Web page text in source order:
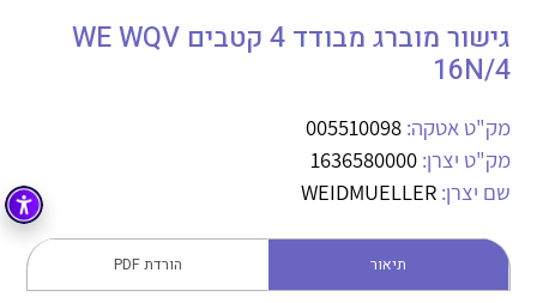
איכות | שרות | זמינות
אטקה בע”מ היא החברה הגדולה והמובילה בישראל בשיווק
מיתוג, בקרה , ואינסטלציה חשמלית ופעילה ב7 תחומים:
חשמל מיתוג ואינסטלציה חשמלית
קופסאות וארונות לחשמל, בקרה ואלקטרוניקה
לכל מוצרי היצרן לכל מוצרי היצרן
לכל מוצרי היצרן לכל מוצרי היצרן
גישור מוברג מבודד 4 קטבים WE WQV
16N/4
מק"ט אטקה: 005510098
מק"ט יצרן: 1636580000
שם יצרן: WEIDMUELLER
תיאור הורדת PDF